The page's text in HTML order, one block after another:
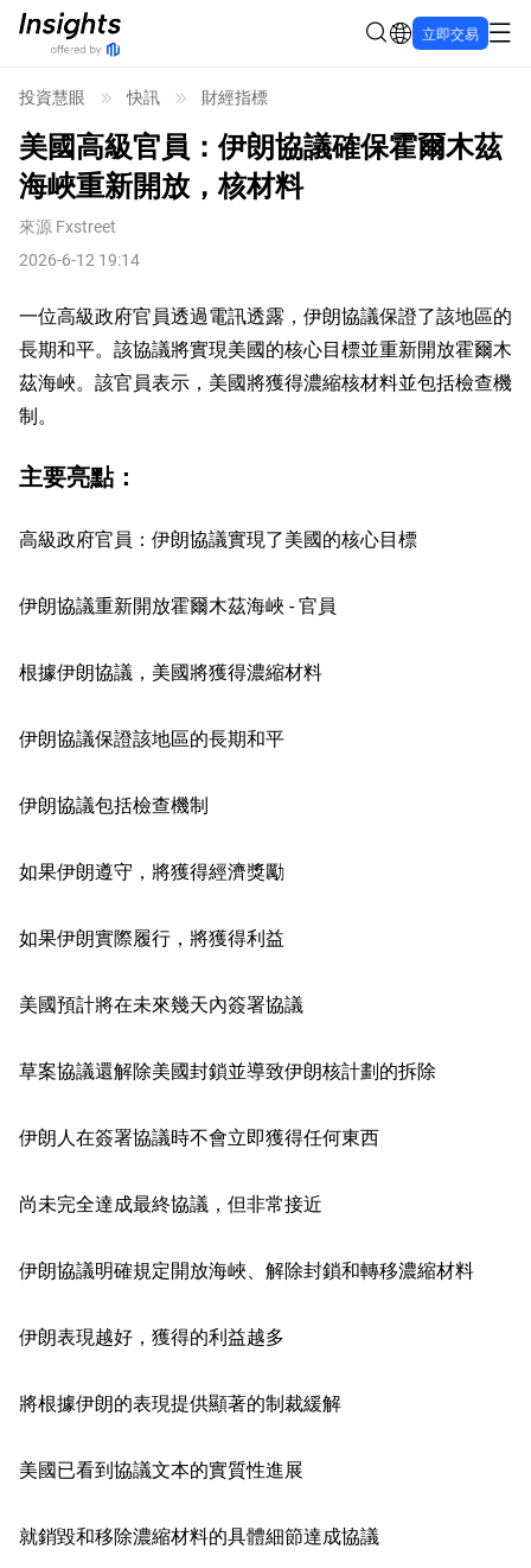
立即交易
投資慧眼 快訊 財經指標
美國高級官員：伊朗協議確保霍爾木茲
海峽重新開放，核材料
來源 Fxstreet
2026-6-12 19:14
一位高級政府官員透過電訊透露，伊朗協議保證了該地區的
長期和平。該協議將實現美國的核心目標並重新開放霍爾木
茲海峽。該官員表示，美國將獲得濃縮核材料並包括檢查機
制。
主要亮點：
高級政府官員：伊朗協議實現了美國的核心目標
伊朗協議重新開放霍爾木茲海峽 - 官員
根據伊朗協議，美國將獲得濃縮材料
伊朗協議保證該地區的長期和平
伊朗協議包括檢查機制
如果伊朗遵守，將獲得經濟獎勵
如果伊朗實際履行，將獲得利益
美國預計將在未來幾天內簽署協議
草案協議還解除美國封鎖並導致伊朗核計劃的拆除
伊朗人在簽署協議時不會立即獲得任何東西
尚未完全達成最終協議，但非常接近
伊朗協議明確規定開放海峽、解除封鎖和轉移濃縮材料
伊朗表現越好，獲得的利益越多
將根據伊朗的表現提供顯著的制裁緩解
美國已看到協議文本的實質性進展
就銷毀和移除濃縮材料的具體細節達成協議